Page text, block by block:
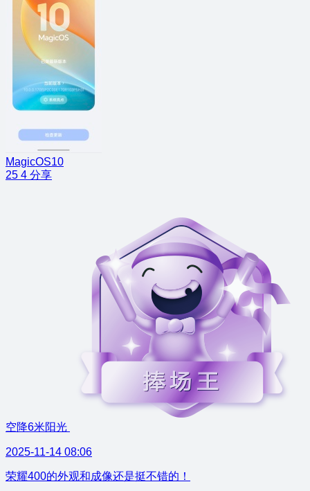
MagicOS10
25 4 分享
空降6米阳光
2025-11-14 08:06
荣耀400的外观和成像还是挺不错的！